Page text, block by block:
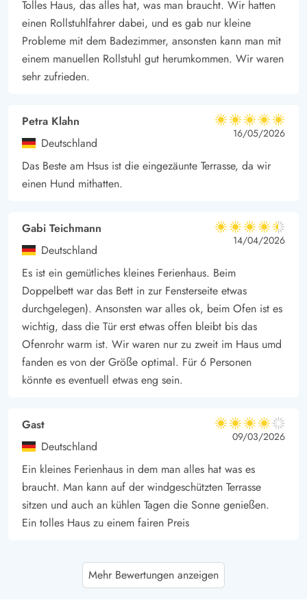
Das schöne Feriengebiet Bjerregård befindet sich am südlichen
Rand des Ringkøbing Fjords und bietet sich durch das Meer,
die Heide und die Dünen ideal für Ausflüge in die Natur an.
Ob gemütlicher Spaziergang oder jegliche Art von
Entspannung.
Für eine Shoppingtour oder einen Restaurantbesuch bieten sich
die beiden nah gelegenen Orte Hvide Sande oder Nørre
Nebel an. Hier findest du auch kulturelle Angebote und
Museen. Es ist für jeden Geschmack etwas dabei.
Tolles Haus, das alles hat, was man braucht. Wir hatten
einen Rollstuhlfahrer dabei, und es gab nur kleine
Probleme mit dem Badezimmer, ansonsten kann man mit
einem manuellen Rollstuhl gut herumkommen. Wir waren
sehr zufrieden.
Petra Klahn
Deutschland
5 von 5
5 von 5
5 out of 5
16/05/2026
Das Beste am Hsus ist die eingezäunte Terrasse, da wir
einen Hund mithatten.
Gabi Teichmann
Deutschland
4.5 von 5
4.5 von 5
4.5 out of 5
14/04/2026
Es ist ein gemütliches kleines Ferienhaus. Beim
Doppelbett war das Bett in zur Fensterseite etwas
durchgelegen). Ansonsten war alles ok, beim Ofen ist es
wichtig, dass die Tür erst etwas offen bleibt bis das
Ofenrohr warm ist. Wir waren nur zu zweit im Haus umd
fanden es von der Größe optimal. Für 6 Personen
könnte es eventuell etwas eng sein.
Gast
Deutschland
4 von 5
4 von 5
4 out of 5
09/03/2026
Ein kleines Ferienhaus in dem man alles hat was es
braucht. Man kann auf der windgeschützten Terrasse
sitzen und auch an kühlen Tagen die Sonne genießen.
Ein tolles Haus zu einem fairen Preis
Deutschland
4.5 von 5
4.5 out of 5
Mehr Bewertungen anzeigen